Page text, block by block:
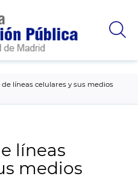
líneas celulares y sus medios
líneas
medios